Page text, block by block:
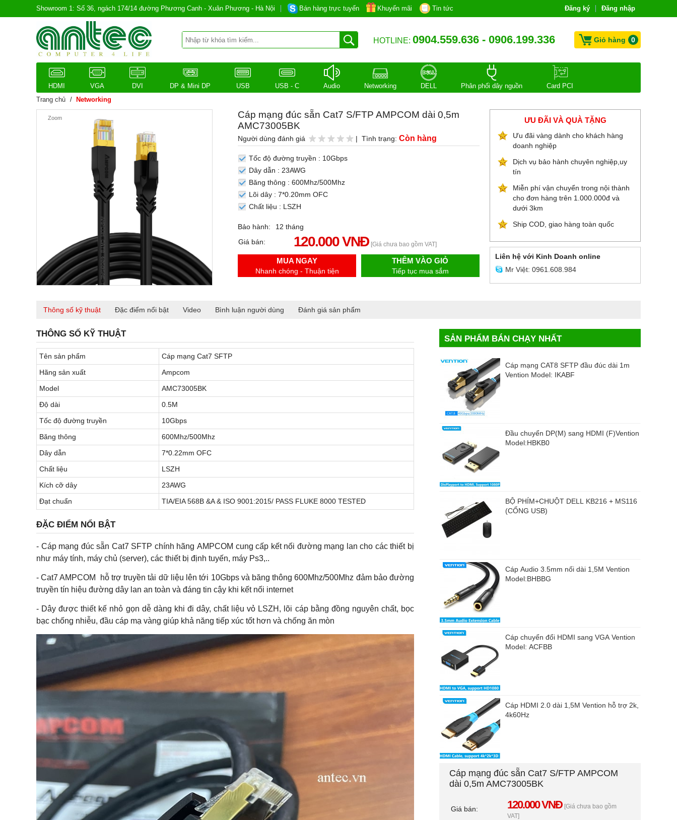
Showroom 1: Số 36, ngách 174/14 đường Phương Canh - Xuân Phương - Hà Nội Bán hàng trực tuyến Khuyến mãi Tin tức Đăng ký Đăng nhập
HOTLINE: 0904.559.636 - 0906.199.336 Giỏ hàng 0
HDMI VGA DVI DP & Mini DP USB USB - C Audio Networking DELL Phân phối dây nguồn
Card PCI
Trang chủ / Networking
Zoom
Cáp mạng đúc sẵn Cat7 S/FTP AMPCOM dài 0,5m
AMC73005BK
Người dùng đánh giá | Tình trạng: Còn hàng
Tốc độ đường truyền : 10Gbps
Dây dẫn : 23AWG
Băng thông : 600Mhz/500Mhz
Lõi dây : 7*0.20mm OFC
Chất liệu : LSZH
Bảo hành:
12 tháng
Giá bán:
120.000 VNĐ [Giá chưa bao gồm VAT]
MUA NGAY
Nhanh chóng - Thuận tiện
THÊM VÀO GIỎ
Tiếp tục mua sắm
ƯU ĐÃI VÀ QUÀ TẶNG
Ưu đãi vàng dành cho khách hàng
doanh nghiệp
Dịch vụ bảo hành chuyên nghiệp,uy
tín
Miễn phí vận chuyển trong nội thành
cho đơn hàng trên 1.000.000đ và
dưới 3km
Ship COD, giao hàng toàn quốc
Liên hệ với Kinh Doanh online
Mr Việt: 0961.608.984
Thông số kỹ thuật Đặc điểm nổi bật Video Bình luận người dùng Đánh giá sản phẩm
THÔNG SỐ KỸ THUẬT
Tên sản phẩm
Cáp mạng Cat7 SFTP
Hãng sản xuất
Ampcom
Model
AMC73005BK
Độ dài
0.5M
Tốc độ đường truyền
10Gbps
Băng thông
600Mhz/500Mhz
Dây dẫn
7*0.22mm OFC
Chất liệu
LSZH
Kích cỡ dây
23AWG
Đạt chuẩn
TIA/EIA 568B &A & ISO 9001:2015/ PASS FLUKE 8000 TESTED
ĐẶC ĐIỂM NỔI BẬT
- Cáp mạng đúc sẵn Cat7 SFTP chính hãng AMPCOM cung cấp kết nối đường mạng lan cho các thiết bị
như máy tính, máy chủ (server), các thiết bị định tuyến, máy Ps3,..
- Cat7 AMPCOM hỗ trợ truyền tải dữ liệu lên tới 10Gbps và băng thông 600Mhz/500Mhz đảm bảo đường
truyền tín hiệu đường dây lan an toàn và đáng tin cậy khi kết nối internet
- Dây được thiết kế nhỏ gọn dễ dàng khi đi dây, chất liệu vỏ LSZH, lõi cáp bằng đồng nguyên chất, bọc
bạc chống nhiễu, đầu cáp mạ vàng giúp khả năng tiếp xúc tốt hơn và chống ăn mòn
SẢN PHẨM BÁN CHẠY NHẤT
Cáp mạng CAT8 SFTP đầu đúc dài 1m
Vention Model: IKABF
Đầu chuyển DP(M) sang HDMI (F)Vention
Model:HBKB0
BỘ PHÍM+CHUỘT DELL KB216 + MS116
(CỔNG USB)
Cáp Audio 3.5mm nối dài 1,5M Vention
Model:BHBBG
Cáp chuyển đổi HDMI sang VGA Vention
Model: ACFBB
Cáp HDMI 2.0 dài 1,5M Vention hỗ trợ 2k,
4k60Hz
Cáp mạng đúc sẵn Cat7 S/FTP AMPCOM
dài 0,5m AMC73005BK
Giá bán: 120.000 VNĐ [Giá chưa bao gồm
VAT]